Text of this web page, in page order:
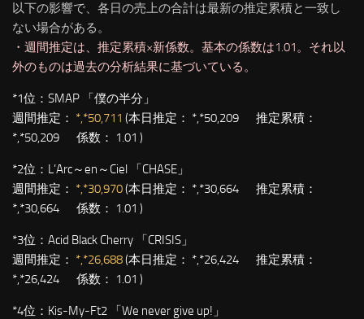
以下の影響で、各日の売上の合計は最新の推定累積と一致し
ない場合がある。
・週間推定は、推定累積×新係数。基本の係数は1.01。それ以
外のものは過去の分析結果に基づいている。
*1位： SMAP 「僕の半分」
週間推定： *,*50,711 (本日推定： *,*50,209 推定累積：
*,*50,209 係数： 1.01 )
*2位： L’Arc～en～Ciel 「CHASE」
週間推定： *,*30,970(本日推定： *,*30,664 推定累積：
*,*30,664 係数： 1.01 )
*3位： Acid Black Cherry 「CRISIS」
週間推定： *,*26,688(本日推定： *,*26,424 推定累積：
*,*26,424 係数： 1.01 )
*4位： Kis-My-Ft2 「We never give up!」